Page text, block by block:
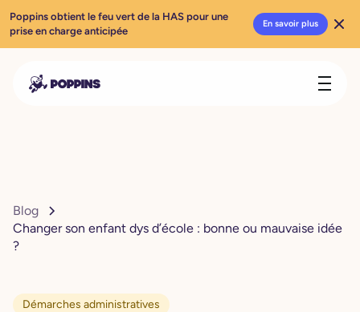
Blog
Changer son enfant dys d’école : bonne ou mauvaise idée
?
Démarches administratives
Poppins obtient le feu vert de la HAS pour une
prise en charge anticipée
En savoir plus